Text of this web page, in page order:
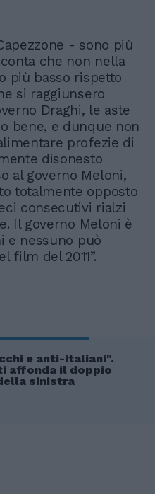
- sono più
che non nella
più basso rispetto
si raggiunsero
Draghi, le aste
bene, e dunque non
profezie di
disonesto
al governo Meloni,
totalmente opposto
consecutivi rialzi
Il governo Meloni è
e nessuno può
film del 2011”.
e anti-italiani".
affonda il doppio
sinistra